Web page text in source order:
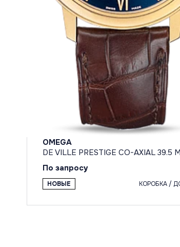
OMEGA
DE VILLE PRESTIGE CO-AXIAL 39.5
По запросу
НОВЫЕ КОРОБКА /